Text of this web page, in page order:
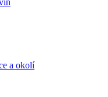
a okolí